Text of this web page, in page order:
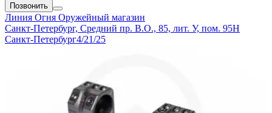
Позвонить
Линия Огня Оружейный магазин
Санкт-Петербург, Средний пр. В.О., 85, лит. У, пом. 95Н
Санкт-Петербург4/21/25